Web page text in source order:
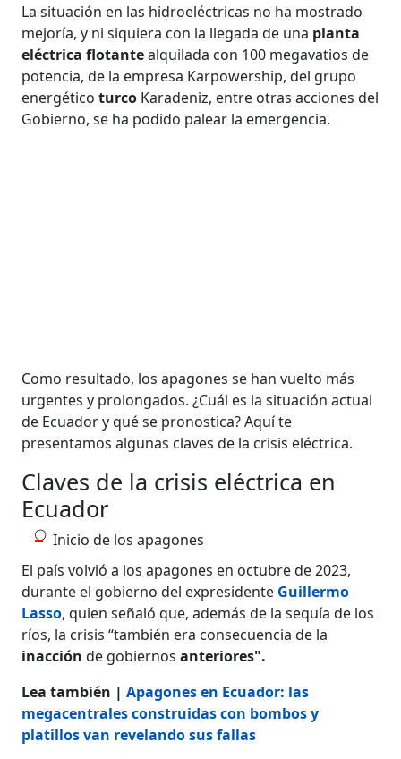
La situación en las hidroeléctricas no ha mostrado
mejoría, y ni siquiera con la llegada de una planta
eléctrica flotantealquilada con 100 megavatios de
potencia, de la empresa Karpowership, del grupo
energéticoturco Karadeniz, entre otras acciones del
Gobierno, se ha podido palear la emergencia.
Como resultado, los apagones se han vuelto más
urgentes y prolongados. ¿Cuál es la situación actual
de Ecuador y qué se pronostica? Aquí te
presentamos algunas claves de la crisis eléctrica.
Claves de la crisis eléctrica en
Ecuador
Inicio de los apagones
El país volvió a los apagones en octubre de 2023,
durante el gobierno del expresidente Guillermo
Lasso, quien señaló que, además de la sequía de los
ríos, la crisis “también era consecuencia de la
inacción de gobiernosanteriores".
Lea también |Apagones en Ecuador: las
megacentrales construidas con bombos y
platillos van revelando sus fallas